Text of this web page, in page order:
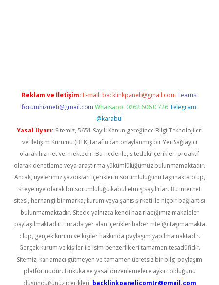
Reklam ve İletişim: E-mail: backlinkpaneli@gmail.com Teams:
forumhizmeti@gmail.com Whatsapp: 0262 606 0 726 Telegram:
@karabul
Yasal Uyarı: Sitemiz, 5651 Sayılı Kanun gereğince Bilgi Teknolojileri
ve İletişim Kurumu (BTK) tarafından onaylanmış bir Yer Sağlayıcı
olarak hizmet vermektedir. Bu nedenle, sitedeki içerikleri proaktif
olarak denetleme veya araştırma yükümlülüğümüz bulunmamaktadır.
Ancak, üyelerimiz yazdıkları içeriklerin sorumluluğunu taşımakta olup,
siteye üye olarak bu sorumluluğu kabul etmiş sayılırlar. Bu internet
sitesi, herhangi bir marka, kurum veya şahıs şirketi ile hiçbir bağlantısı
bulunmamaktadır. Sitede yalnızca kendi hazırladığımız makaleler
paylaşılmaktadır. Burada yer alan içerikler haber niteliği taşımamakta
olup, gerçek kurum ve kişiler hakkında paylaşım yapılmamaktadır.
Gerçek kurum ve kişiler ile isim benzerlikleri tamamen tesadüfidir.
Sitemiz, kar amacı gütmeyen ve tamamen ücretsiz bir bilgi paylaşım
platformudur. Hukuka ve yasal düzenlemelere aykırı olduğunu
düşündüğünüz içerikleri, backlinkpanelicomtr@gmail.com